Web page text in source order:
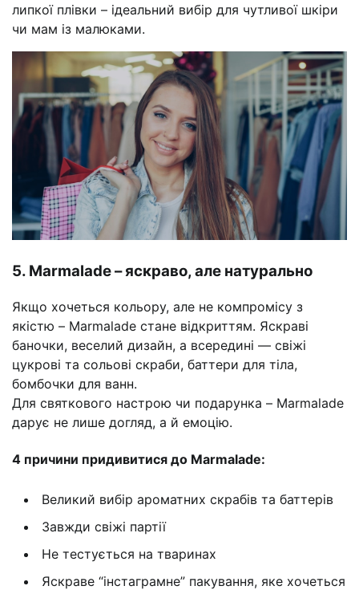
липкої плівки – ідеальний вибір для чутливої шкіри
чи мам із малюками.
5. Marmalade – яскраво, але натурально
Якщо хочеться кольору, але не компромісу з
якістю – Marmalade стане відкриттям. Яскраві
баночки, веселий дизайн, а всередині — свіжі
цукрові та сольові скраби, баттери для тіла,
бомбочки для ванн.
Для святкового настрою чи подарунка – Marmalade
дарує не лише догляд, а й емоцію.
4 причини придивитися до Marmalade:
Великий вибір ароматних скрабів та баттерів
Завжди свіжі партії
Не тестується на тваринах
Яскраве “інстаграмне” пакування, яке хочеться